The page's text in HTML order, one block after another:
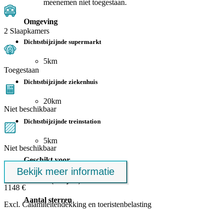
meenemen niet toegestaan.
Omgeving
Dichtstbijzijnde supermarkt
5km
Dichtstbijzijnde ziekenhuis
20km
Dichtstbijzijnde treinstation
5km
Geschikt voor
Aantal sterren
2 Slaapkamers
Toegestaan
Niet beschikbaar
Niet beschikbaar
Bekijk meer informatie
1148 €
Excl. Calamiteitendekking en toeristenbelasting